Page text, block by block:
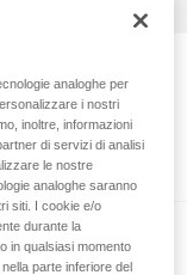
analoghe per
i nostri
inoltre, informazioni
di servizi di analisi
le nostre
analoghe saranno
siti. I cookie e/o
durante la
in qualsiasi momento
parte inferiore del